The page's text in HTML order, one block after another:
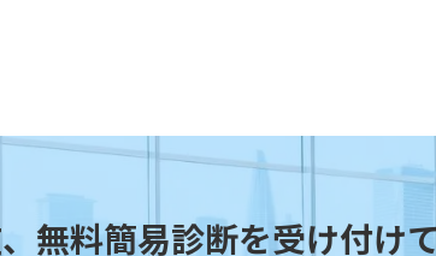
無料簡易診断を受け付け